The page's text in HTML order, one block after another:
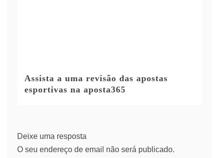
Assista a uma revisão das apostas
esportivas na aposta365
Deixe uma resposta
O seu endereço de email não será publicado.